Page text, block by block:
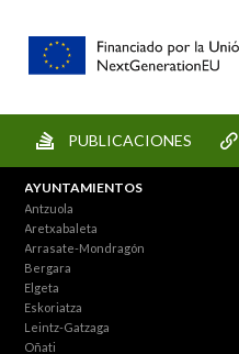
PUBLICACIONES
AYUNTAMIENTOS
Antzuola
Aretxabaleta
Arrasate-Mondragón
Bergara
Elgeta
Eskoriatza
Leintz-Gatzaga
Oñati